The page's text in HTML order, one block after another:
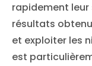
rapidement
résultats
et exploiter les
est